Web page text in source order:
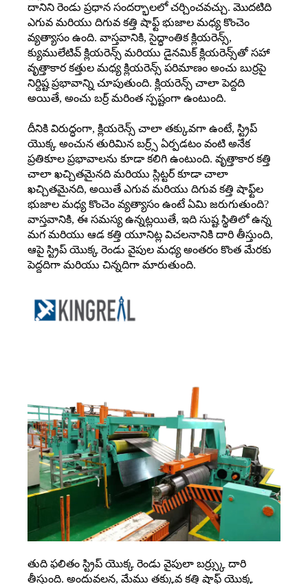
దానిని రెండు ప్రధాన సందర్భాలలో చర్చించవచ్చు. మొదటిది
ఎగువ మరియు దిగువ కత్తి షాఫ్ట్ భుజాల మధ్య కొంచెం
వ్యత్యాసం ఉంది. వాస్తవానికి, సైద్ధాంతిక క్లియరెన్స్,
క్యుములేటివ్ క్లియరెన్స్ మరియు డైనమిక్ క్లియరెన్స్‌తో సహా
వృత్తాకార కత్తుల మధ్య క్లియరెన్స్ పరిమాణం అంచు బుర్రపై
నిర్దిష్ట ప్రభావాన్ని చూపుతుంది. క్లియరెన్స్ చాలా పెద్దది
అయితే, అంచు బర్ర్ మరింత స్పష్టంగా ఉంటుంది.
దీనికి విరుద్ధంగా, క్లియరెన్స్ చాలా తక్కువగా ఉంటే, స్ట్రిప్
యొక్క అంచున తురిమిన బర్ర్స్ ఏర్పడటం వంటి అనేక
ప్రతికూల ప్రభావాలను కూడా కలిగి ఉంటుంది. వృత్తాకార కత్తి
చాలా ఖచ్చితమైనది మరియు స్లిట్టర్ కూడా చాలా
ఖచ్చితమైనది, అయితే ఎగువ మరియు దిగువ కత్తి షాఫ్ట్‌ల
భుజాల మధ్య కొంచెం వ్యత్యాసం ఉంటే ఏమి జరుగుతుంది?
వాస్తవానికి, ఈ సమస్య ఉన్నట్లయితే, ఇది సుష్ట స్థితిలో ఉన్న
మగ మరియు ఆడ కత్తి యూనిట్ల విచలనానికి దారి తీస్తుంది,
ఆపై స్ట్రిప్ యొక్క రెండు వైపుల మధ్య అంతరం కొంత మేరకు
పెద్దదిగా మరియు చిన్నదిగా మారుతుంది.
తుది ఫలితం స్ట్రిప్ యొక్క రెండు వైపులా బర్ర్స్కు దారి
తీస్తుంది. అందువలన, మేము తక్కువ కత్తి షాఫ్ట్ యొక్క